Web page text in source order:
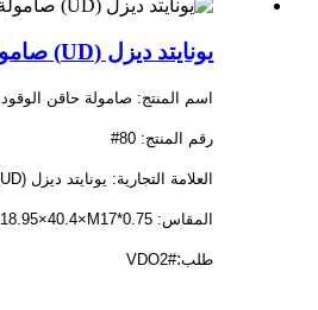
يونايتد ديزل (UD) صامولة الحقن 80#
اسم المنتج: صامولة حاقن الوقود
رقم المنتج: 80#
العلامة التجارية: يونايتد ديزل (UD)
المقاس: Φ18.95×40.4×M17*0.75
طلب:
VDO2#